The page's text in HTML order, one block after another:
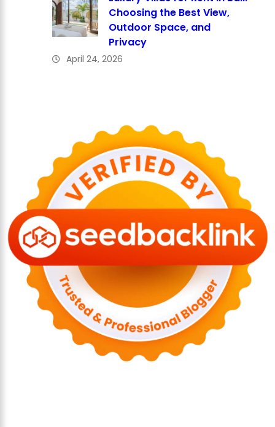
Choosing the Best View,
Outdoor Space, and
Privacy
April 24, 2026